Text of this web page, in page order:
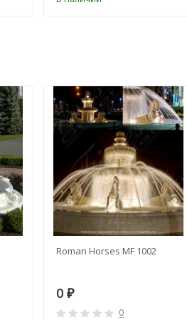
Roman Horses MF 1002
0 ₽
0